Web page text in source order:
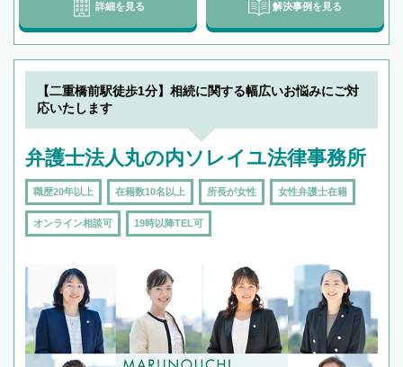
詳細を見る 解決事例を見る
【二重橋前駅徒歩1分】相続に関する幅広いお悩みにご対
応いたします
弁護士法人丸の内ソレイユ法律事務所
職歴20年以上 在籍数10名以上 所長が女性 女性弁護士在籍
オンライン相談可 19時以降TEL可